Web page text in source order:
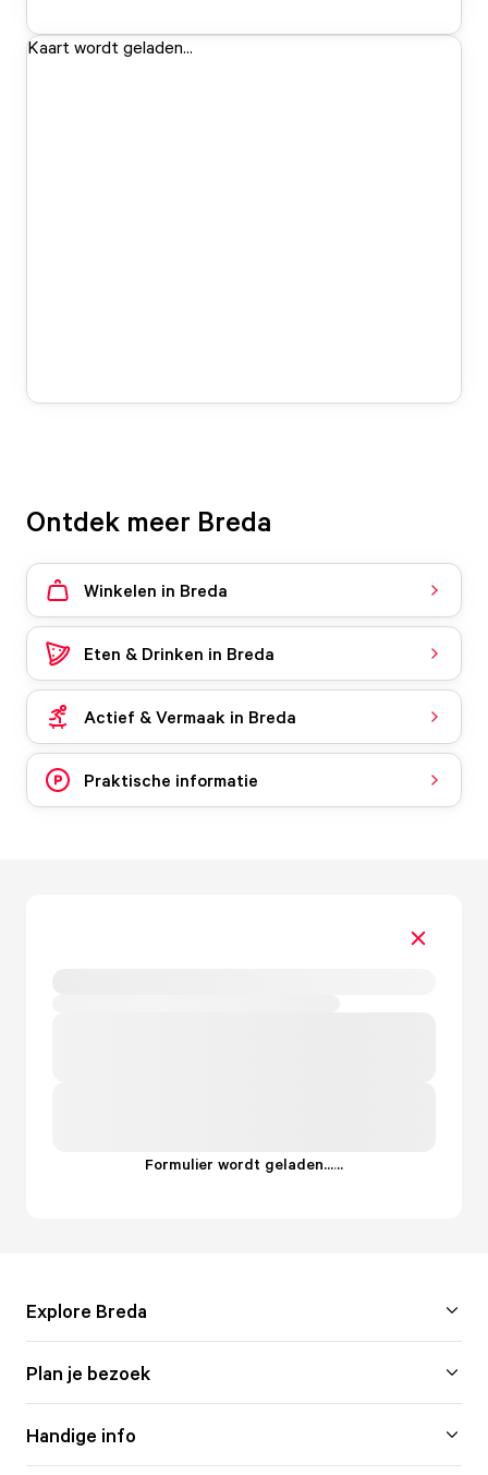
Kaart wordt geladen...
Ontdek meer Breda
Winkelen in Breda
Eten & Drinken in Breda
Actief & Vermaak in Breda
Praktische informatie
Formulier wordt geladen......
Explore Breda
Plan je bezoek
Handige info